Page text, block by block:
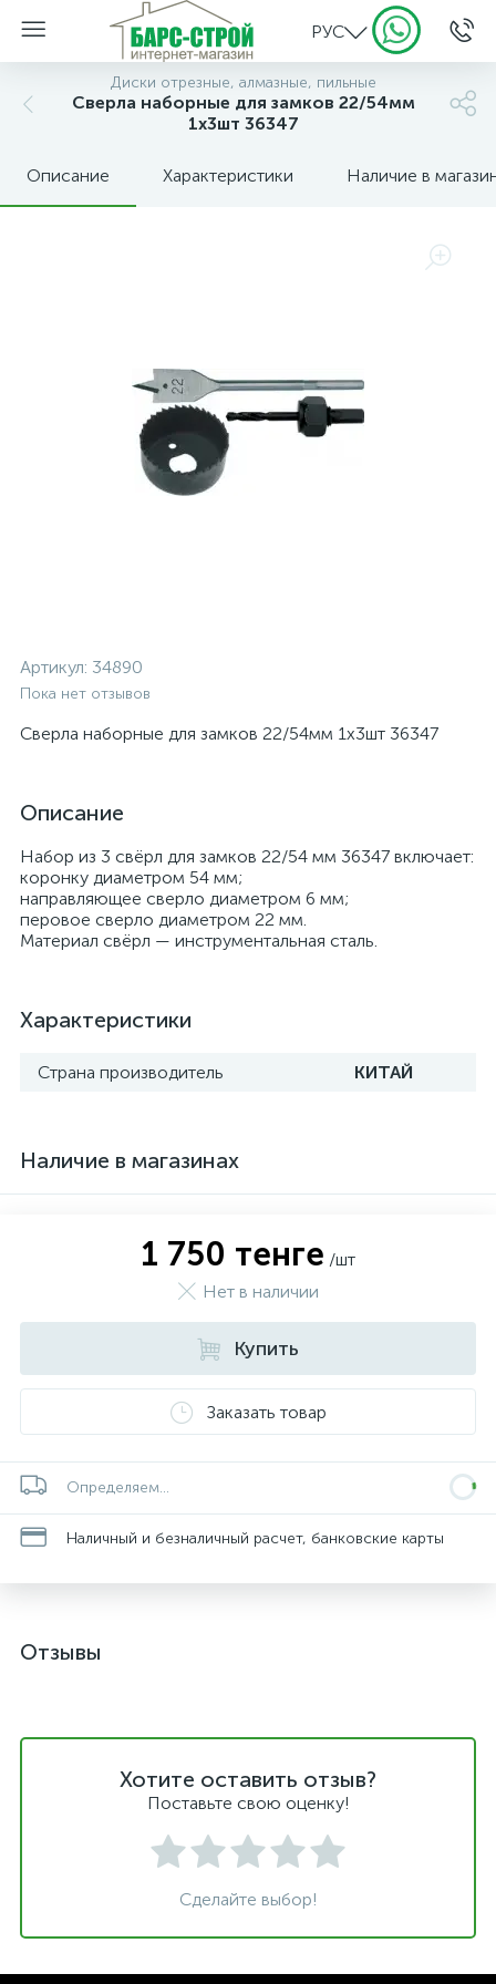
РУС
Диски отрезные, алмазные, пильные
Сверла наборные для замков 22/54мм
1х3шт 36347
Описание Характеристики Наличие в
Артикул: 34890
Пока нет отзывов
Сверла наборные для замков 22/54мм 1х3шт 36347
Описание
Набор из 3 свёрл для замков 22/54 мм 36347 включает:
коронку диаметром 54 мм;
направляющее сверло диаметром 6 мм;
перовое сверло диаметром 22 мм.
Материал свёрл — инструментальная сталь.
Характеристики
Страна производитель КИТАЙ
Наличие в магазинах
1 750 тенге /шт
Нет в наличии
Купить
Заказать товар
Определяем...
Наличный и безналичный расчет, банковские карты
Отзывы
Хотите оставить отзыв?
Поставьте свою оценку!
Сделайте выбор!